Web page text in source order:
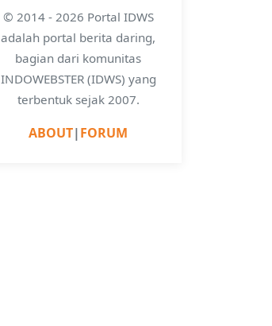
© 2014 - 2026 Portal IDWS
adalah portal berita daring,
bagian dari komunitas
INDOWEBSTER (IDWS) yang
terbentuk sejak 2007.
ABOUT|FORUM